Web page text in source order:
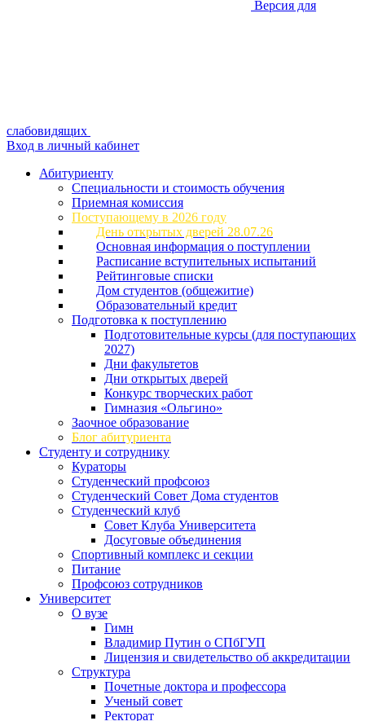
Версия для
слабовидящих
Вход в личный кабинет
Абитуриенту
Специальности и стоимость обучения
Приемная комиссия
Поступающему в 2026 году
День открытых дверей 28.07.26
Основная информация о поступлении
Расписание вступительных испытаний
Рейтинговые списки
Дом студентов (общежитие)
Образовательный кредит
Подготовка к поступлению
Подготовительные курсы (для поступающих
2027)
Дни факультетов
Дни открытых дверей
Конкурс творческих работ
Гимназия «Ольгино»
Заочное образование
Блог абитуриента
Студенту и сотруднику
Кураторы
Студенческий профсоюз
Студенческий Совет Дома студентов
Студенческий клуб
Совет Клуба Университета
Досуговые объединения
Спортивный комплекс и секции
Питание
Профсоюз сотрудников
Университет
О вузе
Гимн
Владимир Путин о СПбГУП
Лицензия и свидетельство об аккредитации
Структура
Почетные доктора и профессора
Ученый совет
Ректорат